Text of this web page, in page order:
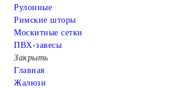
Рулонные
Римские шторы
Москитные сетки
ПВХ-завесы
Закрыть
Главная
Жалюзи